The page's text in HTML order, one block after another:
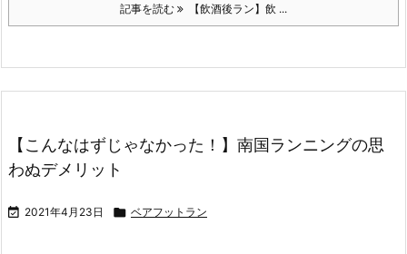
記事を読む 【飲酒後ラン】飲 ...
【こんなはずじゃなかった！】南国ランニングの思
わぬデメリット
 2021年4月23日  ベアフットラン